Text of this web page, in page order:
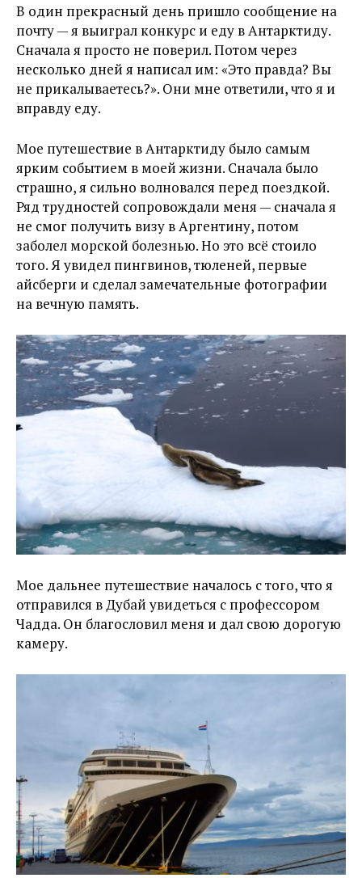
В один прекрасный день пришло сообщение на
почту — я выиграл конкурс и еду в Антарктиду.
Сначала я просто не поверил. Потом через
несколько дней я написал им: «Это правда? Вы
не прикалываетесь?». Они мне ответили, что я и
вправду еду.
Мое путешествие в Антарктиду было самым
ярким событием в моей жизни. Сначала было
страшно, я сильно волновался перед поездкой.
Ряд трудностей сопровождали меня — сначала я
не смог получить визу в Аргентину, потом
заболел морской болезнью. Но это всё стоило
того. Я увидел пингвинов, тюленей, первые
айсберги и сделал замечательные фотографии
на вечную память.
Мое дальнее путешествие началось с того, что я
отправился в Дубай увидеться с профессором
Чадда. Он благословил меня и дал свою дорогую
камеру.